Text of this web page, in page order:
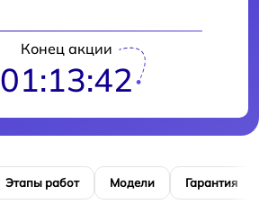
Конец акции
01:13:41
Этапы работ Модели Гарантия